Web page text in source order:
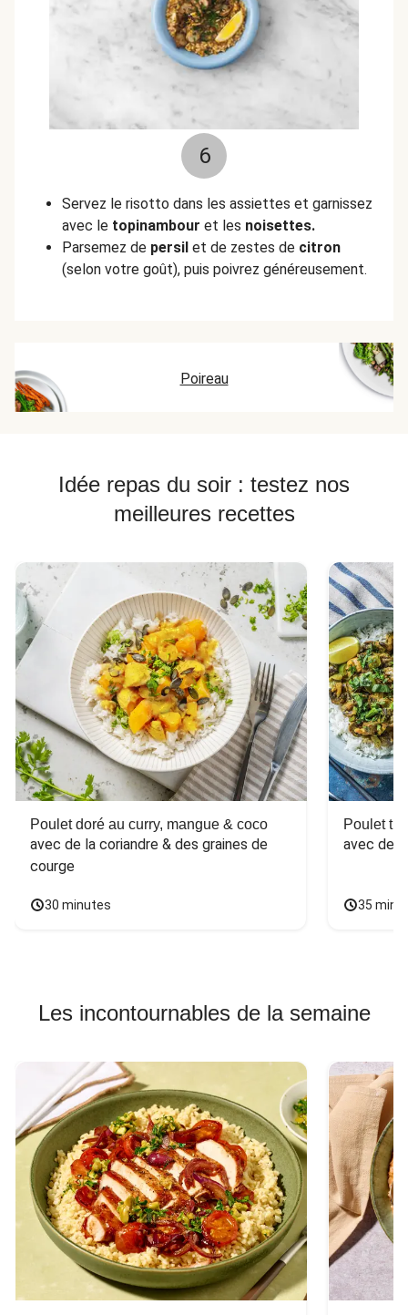
6
Servez le risotto dans les assiettes et garnissez
avec le topinambour et les noisettes.
Parsemez de persil et de zestes de citron
(selon votre goût), puis poivrez généreusement.
Poireau
Idée repas du soir : testez nos
meilleures recettes
Poulet doré au curry, mangue & coco
avec de la coriandre & des graines de
courge
30 minutes
Poulet
avec des
35
Les incontournables de la semaine